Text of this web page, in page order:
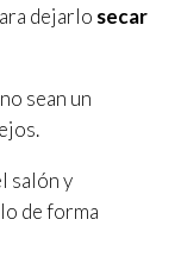
dejarlo secar
no sean un
salóny
de forma